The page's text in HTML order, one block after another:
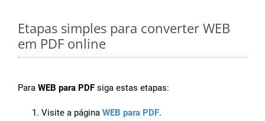
Etapas simples para converter WEB
em PDF online
Para WEB para PDF siga estas etapas:
Visite a página WEB para PDF.